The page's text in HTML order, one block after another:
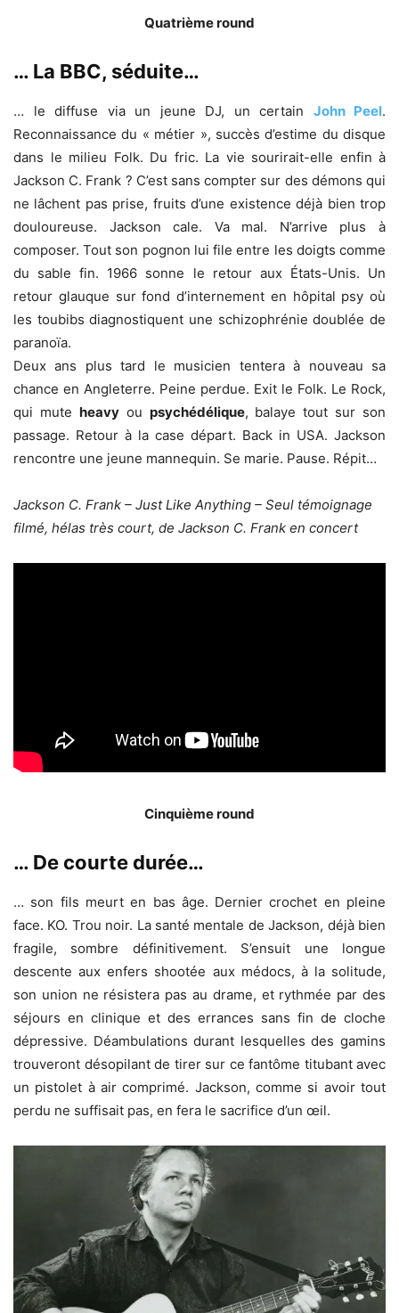
Quatrième round
… La BBC, séduite…
… le diffuse via un jeune DJ, un certain John Peel.
Reconnaissance du « métier », succès d’estime du disque
dans le milieu Folk. Du fric. La vie sourirait-elle enfin à
Jackson C. Frank ? C’est sans compter sur des démons qui
ne lâchent pas prise, fruits d’une existence déjà bien trop
douloureuse. Jackson cale. Va mal. N’arrive plus à
composer. Tout son pognon lui file entre les doigts comme
du sable fin. 1966 sonne le retour aux États-Unis. Un
retour glauque sur fond d’internement en hôpital psy où
les toubibs diagnostiquent une schizophrénie doublée de
paranoïa.
Deux ans plus tard le musicien tentera à nouveau sa
chance en Angleterre. Peine perdue. Exit le Folk. Le Rock,
qui mute heavyou psychédélique, balaye tout sur son
passage. Retour à la case départ. Back in USA. Jackson
rencontre une jeune mannequin. Se marie. Pause. Répit…
Jackson C. Frank – Just Like Anything – Seul témoignage
filmé, hélas très court, de Jackson C. Frank en concert
Cinquième round
… De courte durée…
… son fils meurt en bas âge. Dernier crochet en pleine
face. KO. Trou noir. La santé mentale de Jackson, déjà bien
fragile, sombre définitivement. S’ensuit une longue
descente aux enfers shootée aux médocs, à la solitude,
son union ne résistera pas au drame, et rythmée par des
séjours en clinique et des errances sans fin de cloche
dépressive. Déambulations durant lesquelles des gamins
trouveront désopilant de tirer sur ce fantôme titubant avec
un pistolet à air comprimé. Jackson, comme si avoir tout
perdu ne suffisait pas, en fera le sacrifice d’un œil.